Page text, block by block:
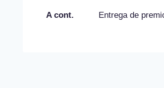
A cont. Entrega de